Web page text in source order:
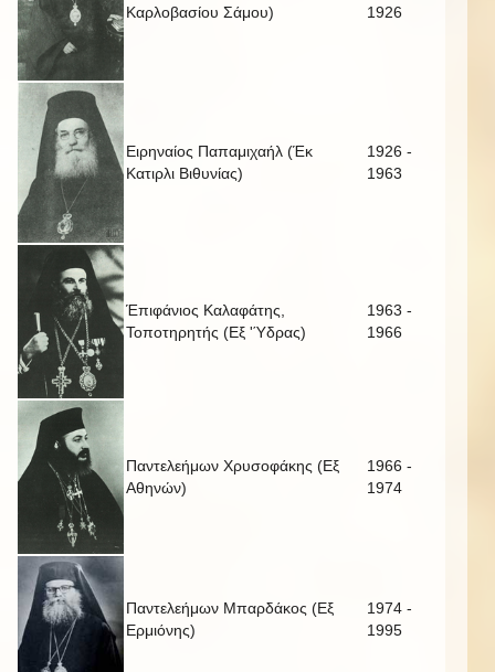
Καρλοβασίου Σάμου)
1926
Ειρηναίος Παπαμιχαήλ (Έκ
Κατιρλι Βιθυνίας)
1926 -
1963
Έπιφάνιος Καλαφάτης,
Τοποτηρητής (Εξ 'Ύδρας)
1963 -
1966
Παντελεήμων Χρυσοφάκης (Εξ
Αθηνών)
1966 -
1974
Παντελεήμων Μπαρδάκος (Εξ
Ερμιόνης)
1974 -
1995